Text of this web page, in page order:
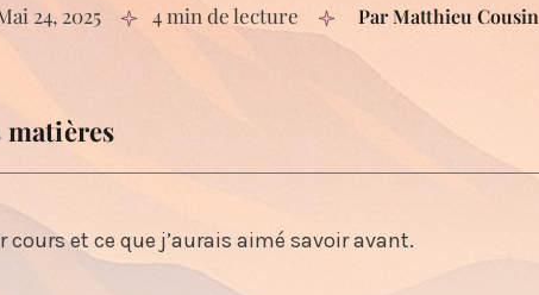
24, 2025 4 min de lecture Par Matthieu Cousin
matières
commencer : ne te précipite pas sur l’achat de matos
base à retenir
pour partir sans te faire catapulter
cours et ce que j’aurais aimé savoir avant.